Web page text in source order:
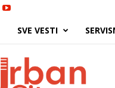
SVE VESTI